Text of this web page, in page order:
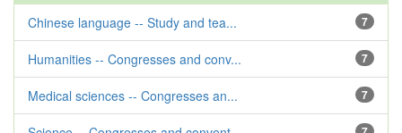
7
Chinese language -- Study and tea...
7
Humanities -- Congresses and conv...
7
Medical sciences -- Congresses an...